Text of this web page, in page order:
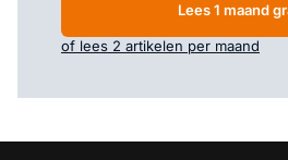
Lees 1 maand
of lees 2 artikelen per maand